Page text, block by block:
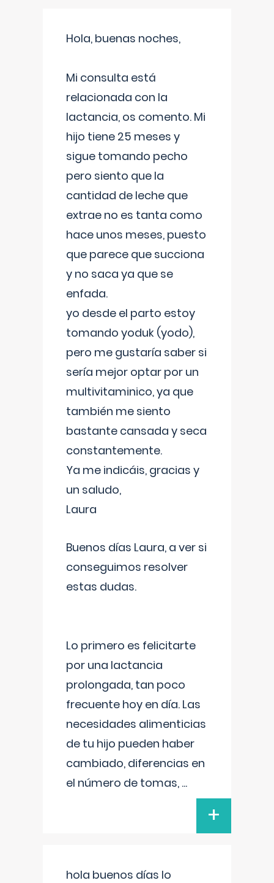
Hola, buenas noches,
Mi consulta está
relacionada con la
lactancia, os comento. Mi
hijo tiene 25 meses y
sigue tomando pecho
pero siento que la
cantidad de leche que
extrae no es tanta como
hace unos meses, puesto
que parece que succiona
y no saca ya que se
enfada.
yo desde el parto estoy
tomando yoduk (yodo),
pero me gustaría saber si
sería mejor optar por un
multivitaminico, ya que
también me siento
bastante cansada y seca
constantemente.
Ya me indicáis, gracias y
un saludo,
Laura
Buenos días Laura, a ver si
conseguimos resolver
estas dudas.
Lo primero es felicitarte
por una lactancia
prolongada, tan poco
frecuente hoy en día. Las
necesidades alimenticias
de tu hijo pueden haber
cambiado, diferencias en
el número de tomas, ...
+
hola buenos días lo